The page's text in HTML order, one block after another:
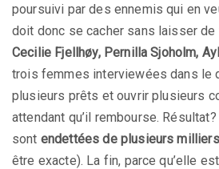
poursuivi par des ennemis qui en
doit donc se cacher sans laisser
Cecilie Fjellhøy, Pernilla Sjoholm,
trois femmes interviewées dans le
plusieurs prêts et ouvrir plusieurs
attendant qu’il rembourse.
sont endettées de plusieurs milliers
être exacte). La fin, parce qu’elle